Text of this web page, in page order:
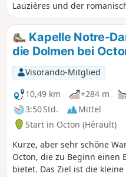
Lauzières und der
Roubignac aus dem 12.
Kapelle Notre-
die Dolmen bei
Visorando-Mitglied
10,49 km
+284 m
3:50 Std.
Mittel
Start in Octon (Hérault)
Kurze, aber sehr schöne
Octon, die zu Beginn einen
bietet. Das Ziel ist die